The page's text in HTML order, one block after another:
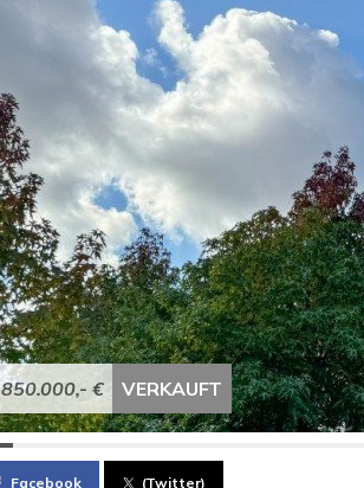
850.000,- € VERKAUFT
Facebook (Twitter)